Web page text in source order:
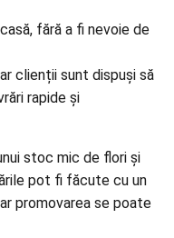
fără a fi nevoie de
clienții sunt dispuși să
rapide și
stoc mic de flori și
pot fi făcute cu un
promovarea se poate